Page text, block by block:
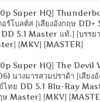
Super HQ]
อร์โบลต์ส [เสียงอังกฤษ
5.1 Master แท้.] [บรรย
[MKV] [MASTER]
Super HQ] The Devil
นางมารสวมปราด้า [เสียง
ไทย DD 5.1 Blu-Ray
ษ Master] [MKV]